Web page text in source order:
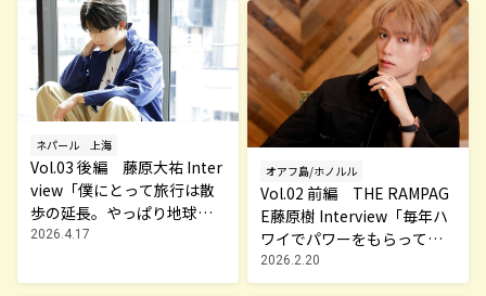
ネパール 上海
Vol.03 後編 藤原大祐 Inter
view「僕にとって旅行は散
歩の延長。やっぱり地球は
歩かないと！」～MY TRAVE
2026.4.17
オアフ島/ホノルル
Vol.02 前編 THE RAMPAG
E藤原樹 Interview「毎年ハ
ワイでパワーをもらってい
ます」～MY TRAVEL STORY
～
2026.2.20